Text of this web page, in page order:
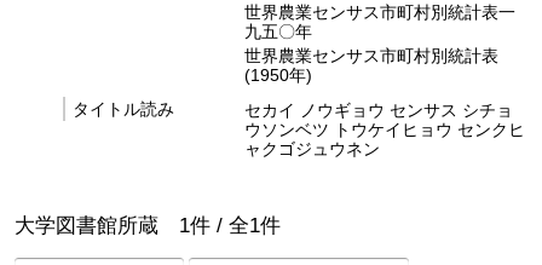
世界農業センサス市町村別統計表一
九五〇年
世界農業センサス市町村別統計表
(1950年)
タイトル読み
セカイ ノウギョウ センサス シチョ
ウソンベツ トウケイヒョウ センクヒ
ャクゴジュウネン
大学図書館所蔵 1件 / 全1件